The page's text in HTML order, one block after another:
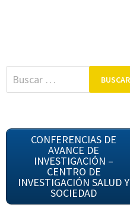
Buscar:
CONFERENCIAS DE
AVANCE DE
INVESTIGACIÓN –
CENTRO DE
INVESTIGACIÓN SALUD Y
SOCIEDAD